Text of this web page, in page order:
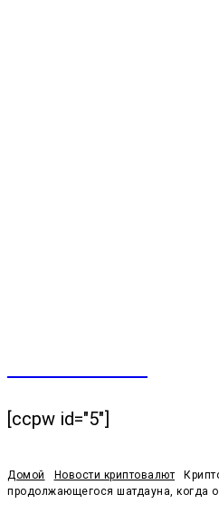
[ccpw id="5"]
Домой Новости криптовалют
продолжающегося шатдауна, когда